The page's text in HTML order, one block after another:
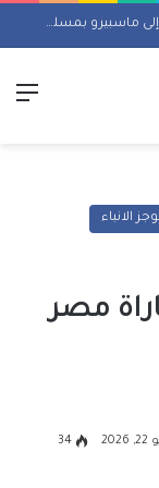
الانباء
مصر
34